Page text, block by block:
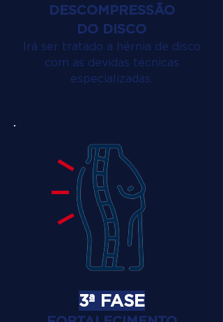
DESCOMPRESSÃO
DO DISCO
Irá ser tratado a hérnia de disco
com as devidas técnicas
especializadas.
3ª FASE